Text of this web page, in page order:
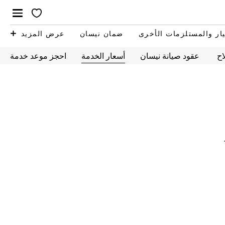
والمستلزمات الأخرى ضمان نيسان عرض المزيد
عقود صيانة نيسان أسعار الخدمة احجز موعد خدمة